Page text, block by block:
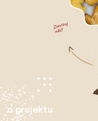
o projektu